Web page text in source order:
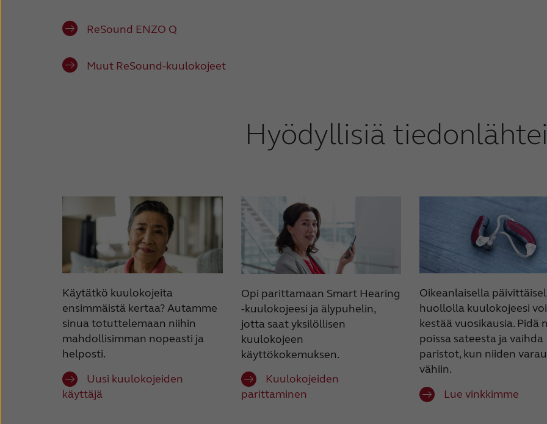
ReSound ENZO Q
Muut ReSound-kuulokojeet
Hyödyllisiä
Käytätkö kuulokojeita
ensimmäistä kertaa? Autamme
sinua totuttelemaan niihin
mahdollisimman nopeasti ja
helposti.
Uusi kuulokojeiden
käyttäjä
Opi parittamaan Smart Hearing
-kuulokojeesi ja älypuhelin,
jotta saat yksilöllisen
kuulokojeen
käyttökokemuksen.
Kuulokojeiden
parittaminen
Oikeanlaisella
huollolla kuulokojeesi voi
kestää vuosikausia. Pidä
poissa sateesta ja vaihda
paristot, kun niiden
vähiin.
Lue vinkkimme